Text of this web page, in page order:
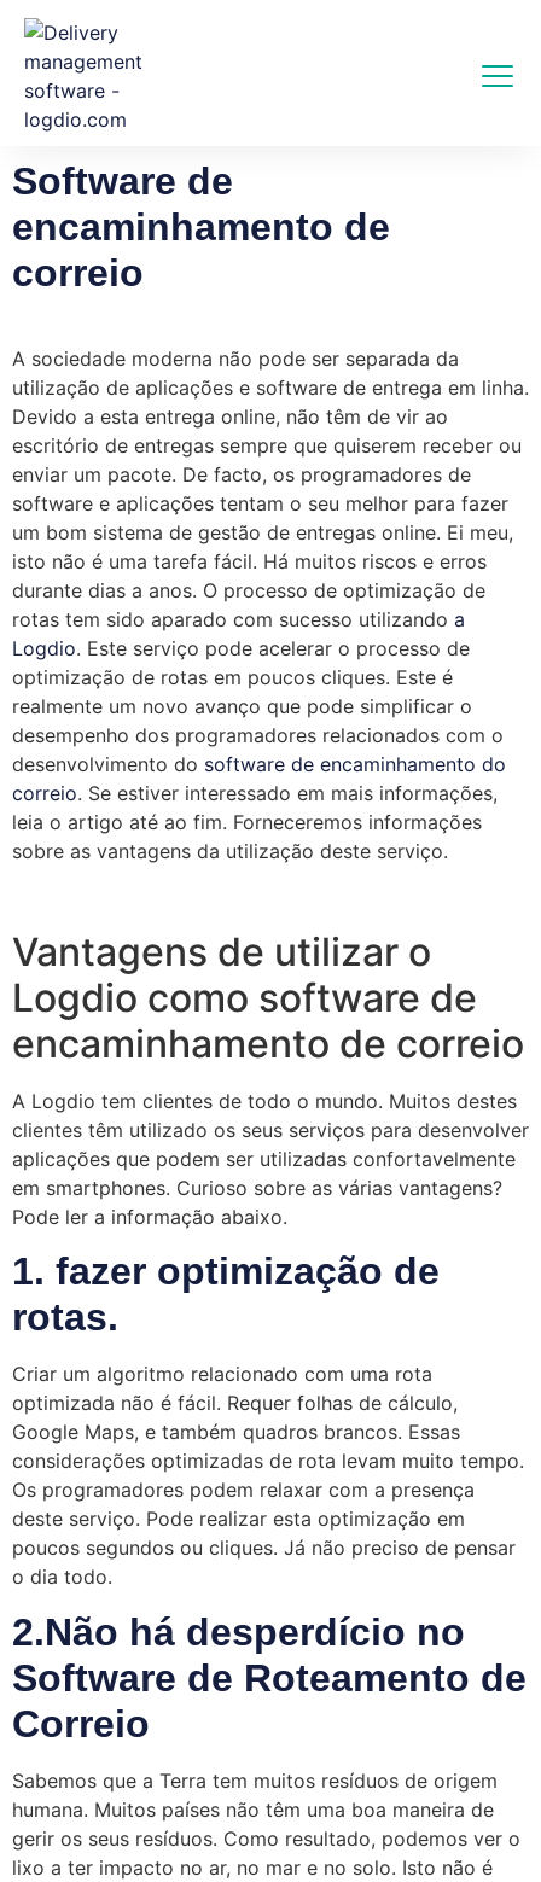
Software de
encaminhamento de
correio
A sociedade moderna não pode ser separada da
utilização de aplicações e software de entrega em linha.
Devido a esta entrega online, não têm de vir ao
escritório de entregas sempre que quiserem receber ou
enviar um pacote. De facto, os programadores de
software e aplicações tentam o seu melhor para fazer
um bom sistema de gestão de entregas online. Ei meu,
isto não é uma tarefa fácil. Há muitos riscos e erros
durante dias a anos. O processo de optimização de
rotas tem sido aparado com sucesso utilizando a
Logdio. Este serviço pode acelerar o processo de
optimização de rotas em poucos cliques. Este é
realmente um novo avanço que pode simplificar o
desempenho dos programadores relacionados com o
desenvolvimento do software de encaminhamento do
correio. Se estiver interessado em mais informações,
leia o artigo até ao fim. Forneceremos informações
sobre as vantagens da utilização deste serviço.
Vantagens de utilizar o
Logdio como software de
encaminhamento de correio
A Logdio tem clientes de todo o mundo. Muitos destes
clientes têm utilizado os seus serviços para desenvolver
aplicações que podem ser utilizadas confortavelmente
em smartphones. Curioso sobre as várias vantagens?
Pode ler a informação abaixo.
1. fazer optimização de
rotas.
Criar um algoritmo relacionado com uma rota
optimizada não é fácil. Requer folhas de cálculo,
Google Maps, e também quadros brancos. Essas
considerações optimizadas de rota levam muito tempo.
Os programadores podem relaxar com a presença
deste serviço. Pode realizar esta optimização em
poucos segundos ou cliques. Já não preciso de pensar
o dia todo.
2.Não há desperdício no
Software de Roteamento de
Correio
Sabemos que a Terra tem muitos resíduos de origem
humana. Muitos países não têm uma boa maneira de
gerir os seus resíduos. Como resultado, podemos ver o
lixo a ter impacto no ar, no mar e no solo. Isto não é